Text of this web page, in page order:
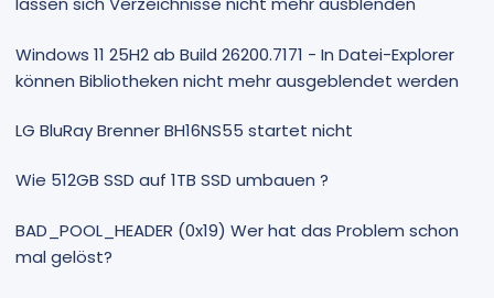
Windows 11 25H2 ab Build 26200.7171 - In Datei-Explorer
können Bibliotheken nicht mehr ausgeblendet werden
LG BluRay Brenner BH16NS55 startet nicht
Wie 512GB SSD auf 1TB SSD umbauen ?
BAD_POOL_HEADER (0x19) Wer hat das Problem schon
mal gelöst?